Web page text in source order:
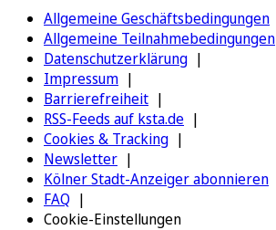
Allgemeine Geschäftsbedingungen
Allgemeine Teilnahmebedingungen
Datenschutzerklärung
Impressum
Barrierefreiheit
RSS-Feeds auf ksta.de
Cookies & Tracking
Newsletter
Kölner Stadt-Anzeiger abonnieren
FAQ
Cookie-Einstellungen